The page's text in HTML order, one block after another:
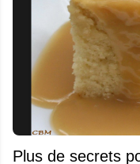
Plus de secrets